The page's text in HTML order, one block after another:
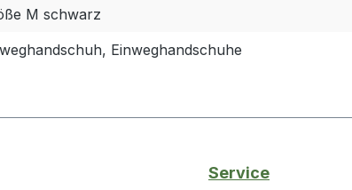
M schwarz
Einweghandschuhe
Service